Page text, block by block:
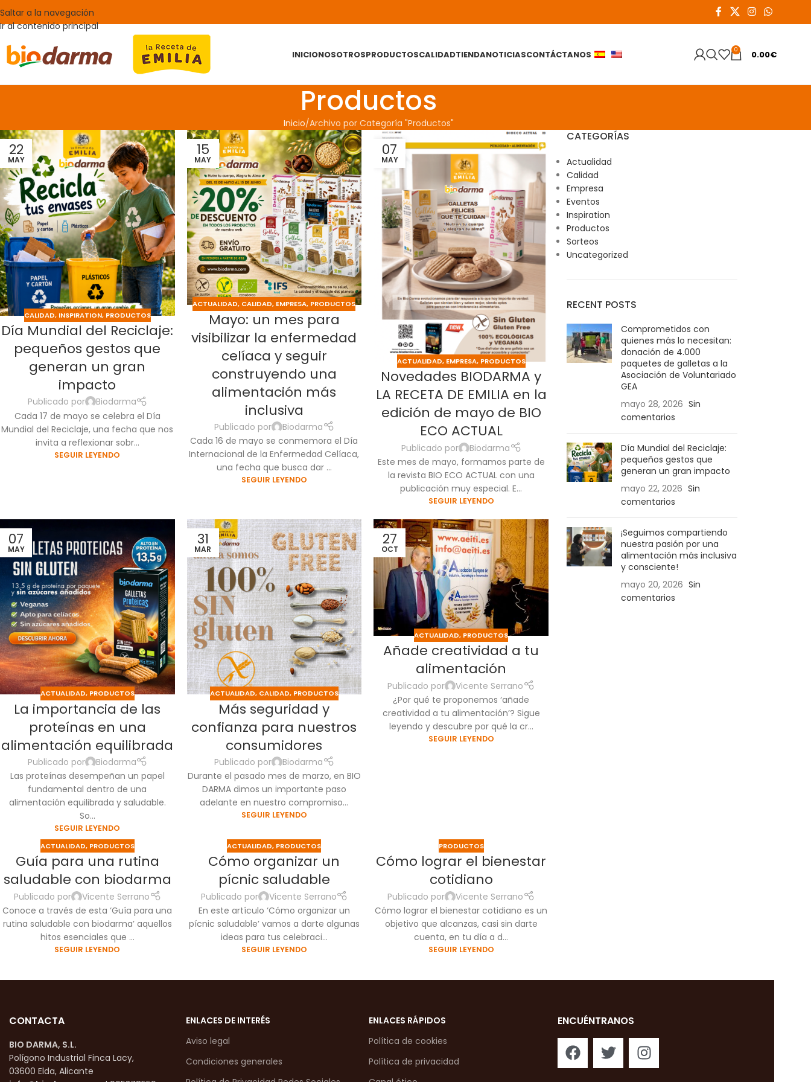
Saltar a la navegación
Ir al contenido principal
INICIONOSOTROSPRODUCTOSCALIDADTIENDANOTICIASCONTÁCTANOS 0 0.00€
Productos
Inicio Archivo por Categoría "Productos"
22
MAY
CALIDAD, INSPIRATION, PRODUCTOS
Día Mundial del Reciclaje:
pequeños gestos que
generan un gran
impacto
Publicado por
Biodarma
Cada 17 de mayo se celebra el Día
Mundial del Reciclaje, una fecha que nos
invita a reflexionar sobr...
SEGUIR LEYENDO
15
MAY
ACTUALIDAD, CALIDAD, EMPRESA, PRODUCTOS
Mayo: un mes para
visibilizar la enfermedad
celíaca y seguir
construyendo una
alimentación más
inclusiva
Publicado por
Biodarma
Cada 16 de mayo se conmemora el Día
Internacional de la Enfermedad Celíaca,
una fecha que busca dar ...
SEGUIR LEYENDO
07
MAY
ACTUALIDAD, EMPRESA, PRODUCTOS
Novedades BIODARMA y
LA RECETA DE EMILIA en la
edición de mayo de BIO
ECO ACTUAL
Publicado por
Biodarma
Este mes de mayo, formamos parte de
la revista BIO ECO ACTUAL con una
publicación muy especial. E...
SEGUIR LEYENDO
07
MAY
ACTUALIDAD, PRODUCTOS
La importancia de las
proteínas en una
alimentación equilibrada
Publicado por
Biodarma
Las proteínas desempeñan un papel
fundamental dentro de una
alimentación equilibrada y saludable.
So...
SEGUIR LEYENDO
31
MAR
ACTUALIDAD, CALIDAD, PRODUCTOS
Más seguridad y
confianza para nuestros
consumidores
Publicado por
Biodarma
Durante el pasado mes de marzo, en BIO
DARMA dimos un importante paso
adelante en nuestro compromiso...
SEGUIR LEYENDO
27
OCT
ACTUALIDAD, PRODUCTOS
Añade creatividad a tu
alimentación
Publicado por
Vicente Serrano
¿Por qué te proponemos ‘añade
creatividad a tu alimentación’? Sigue
leyendo y descubre por qué la cr...
SEGUIR LEYENDO
31
AGO
ACTUALIDAD, PRODUCTOS
Guía para una rutina
saludable con biodarma
Publicado por
Vicente Serrano
Conoce a través de esta ‘Guía para una
rutina saludable con biodarma’ aquellos
hitos esenciales que ...
SEGUIR LEYENDO
ACTUALIDAD, PRODUCTOS
Cómo organizar un
pícnic saludable
Publicado por
Vicente Serrano
En este artículo ‘Cómo organizar un
pícnic saludable’ vamos a darte algunas
ideas para tus celebraci...
SEGUIR LEYENDO
PRODUCTOS
Cómo lograr el bienestar
cotidiano
Publicado por
Vicente Serrano
Cómo lograr el bienestar cotidiano es un
objetivo que alcanzas, casi sin darte
cuenta, en tu día a d...
SEGUIR LEYENDO
CATEGORÍAS
Actualidad
Calidad
Empresa
Eventos
Inspiration
Productos
Sorteos
Uncategorized
RECENT POSTS
Comprometidos con
quienes más lo necesitan:
donación de 4.000
paquetes de galletas a la
Asociación de Voluntariado
GEA
mayo 28, 2026 Sin
comentarios
Día Mundial del Reciclaje:
pequeños gestos que
generan un gran impacto
mayo 22, 2026 Sin
comentarios
¡Seguimos compartiendo
nuestra pasión por una
alimentación más inclusiva
y consciente!
mayo 20, 2026 Sin
comentarios
CONTACTA
BIO DARMA, S.L.
Polígono Industrial Finca Lacy,
03600 Elda, Alicante
ENLACES DE INTERÉS
Aviso legal
Condiciones generales
ENLACES RÁPIDOS
Política de cookies
Política de privacidad
ENCUÉNTRANOS